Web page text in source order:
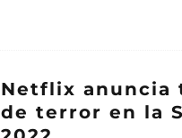
Netflix anuncia
de terror en la